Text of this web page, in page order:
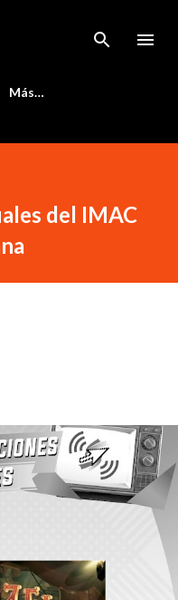
Más…
del IMAC